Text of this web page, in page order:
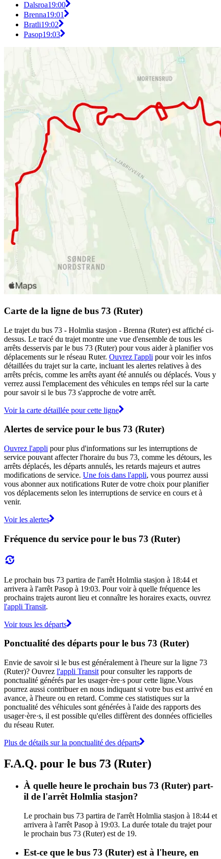
Dalsroa19:00
Brenna19:01
Bratli19:02
Pasop19:03
Carte de la ligne de bus 73 (Ruter)
Le trajet du bus 73 - Holmlia stasjon - Brenna (Ruter) est affiché ci-
dessus. Le tracé du trajet montre une vue d'ensemble de tous les
arrêts desservis par le bus 73 (Ruter) pour vous aider à planifier vos
déplacements sur le réseau Ruter. Ouvrez l'appli pour voir les infos
détaillées du trajet sur la carte, incluant les alertes relatives à des
arrêts précis, comme les arrêts ayant été annulés ou déplacés. Vous y
verrez aussi l'emplacement des véhicules en temps réel sur la carte
pour savoir si le bus 73 s'approche de votre arrêt.
Voir la carte détaillée pour cette ligne
Alertes de service pour le bus 73 (Ruter)
Ouvrez l'appli pour plus d'informations sur les interruptions de
service pouvant affecter l'horaire du bus 73, comme les détours, les
arrêts déplacés, les départs annulés, les retards majeurs et autres
modifications de service. Une fois dans l'appli, vous pourrez aussi
vous abonner aux notifications Ruter de votre choix pour planifier
vos déplacements selon les interruptions de service en cours et à
venir.
Voir les alertes
Fréquence du service pour le bus 73 (Ruter)
Le prochain bus 73 partira de l'arrêt Holmlia stasjon à 18:44 et
arrivera à l'arrêt Pasop à 19:03. Pour voir à quelle fréquence les
prochains trajets auront lieu et connaître les horaires exacts, ouvrez
l'appli Transit.
Voir tous les départs
Ponctualité des départs pour le bus 73 (Ruter)
Envie de savoir si le bus est généralement à l'heure sur la ligne 73
(Ruter)? Ouvrez l'appli Transit pour consulter les rapports de
ponctualité générés par les usager·ère·s pour cette ligne.Vous
pourrez aussi contribuer en nous indiquant si votre bus est arrivé en
avance, à l'heure ou en retard. Comme ces statistiques sur la
ponctualité des véhicules sont générées à l'aide des rapports des
usager·ère·s, il est possible qu'elles diffèrent des données officielles
du réseau Ruter.
Plus de détails sur la ponctualité des départs
F.A.Q. pour le bus 73 (Ruter)
À quelle heure le prochain bus 73 (Ruter) part-
il de l'arrêt Holmlia stasjon?
Le prochain bus 73 partira de l'arrêt Holmlia stasjon à 18:44 et
arrivera à l'arrêt Pasop à 19:03. La durée totale du trajet pour
le prochain bus 73 (Ruter) est de 19.
Est-ce que le bus 73 (Ruter) est à l'heure, en